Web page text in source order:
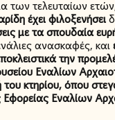
των τελευταίων
έχει φιλοξενήσει
με τα σπουδαία
ανασκαφές, και
την
Εναλίων
κτηρίου, όπου
Εφορείας Εναλίων